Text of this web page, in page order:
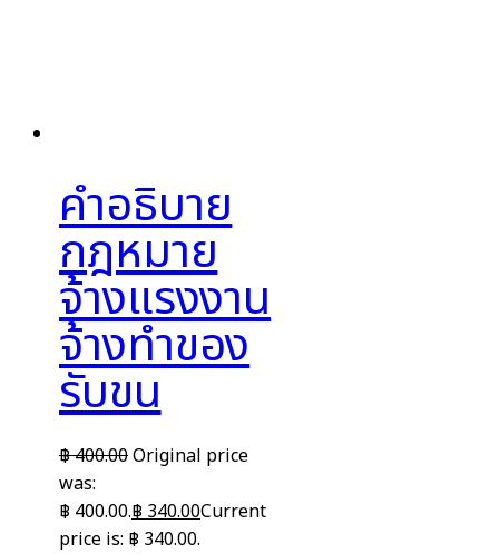
คำอธิบาย
กฎหมาย
จ้างแรงงาน
จ้างทำของ
รับขน
฿400.00Original price
was:
฿ 400.00.฿340.00Current
price is: ฿ 340.00.